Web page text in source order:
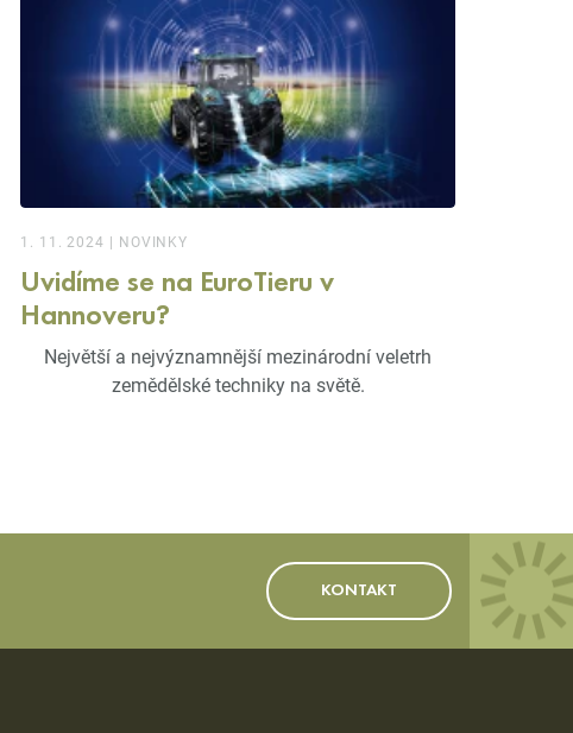
1. 11. 2024 | NOVINKY
Uvidíme se na EuroTieru v
Hannoveru?
Největší a nejvýznamnější mezinárodní veletrh
zemědělské techniky na světě.
KONTAKT